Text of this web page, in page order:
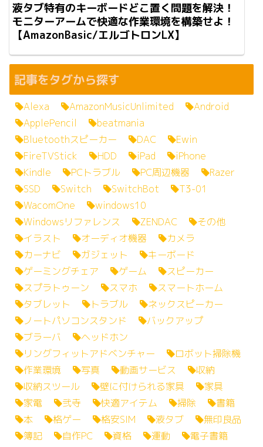
液タブ特有のキーボードどこ置く問題を解決！
モニターアームで快適な作業環境を構築せよ！
【AmazonBasic/エルゴトロンLX】
記事をタグから探す
Alexa AmazonMusicUnlimited
Android
ApplePencil
beatmania
Bluetoothスピーカー
DAC
Ewin
FireTVStick
HDD iPad
iPhone
Kindle
PCトラブル PC周辺機器
Razer
SSD
Switch SwitchBot
T3-01
WacomOne
windows10
Windowsリファレンス
ZENDAC
その他
イラスト
オーディオ機器
カメラ
カーナビ
ガジェット
キーボード
ゲーミングチェア
ゲーム
スピーカー
スプラトゥーン
スマホ
スマートホーム
タブレット
トラブル
ネックスピーカー
ノートパソコンスタンド
バックアップ
ブラーバ
ヘッドホン
リングフィットアドベンチャー
ロボット掃除機
作業環境
写真 動画サービス
収納
収納スツール
壁に付けられる家具
家具
家電
弐寺 快適アイテム 掃除
書籍
本
格ゲー 格安SIM 液タブ
無印良品
簿記
自作PC 資格 運動
電子書籍